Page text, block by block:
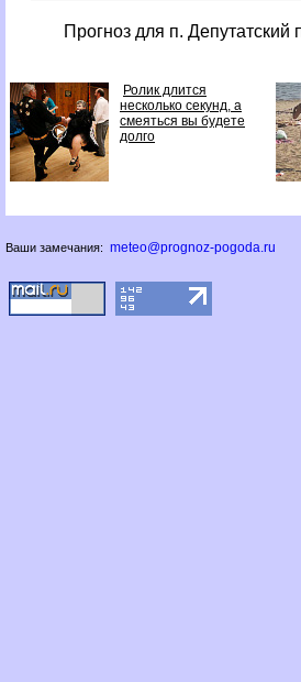
Прогноз для п. Депутатский
Ролик длится
несколько секунд, а
смеяться вы будете
долго
Ваши замечания: meteo@prognoz-pogoda.ru